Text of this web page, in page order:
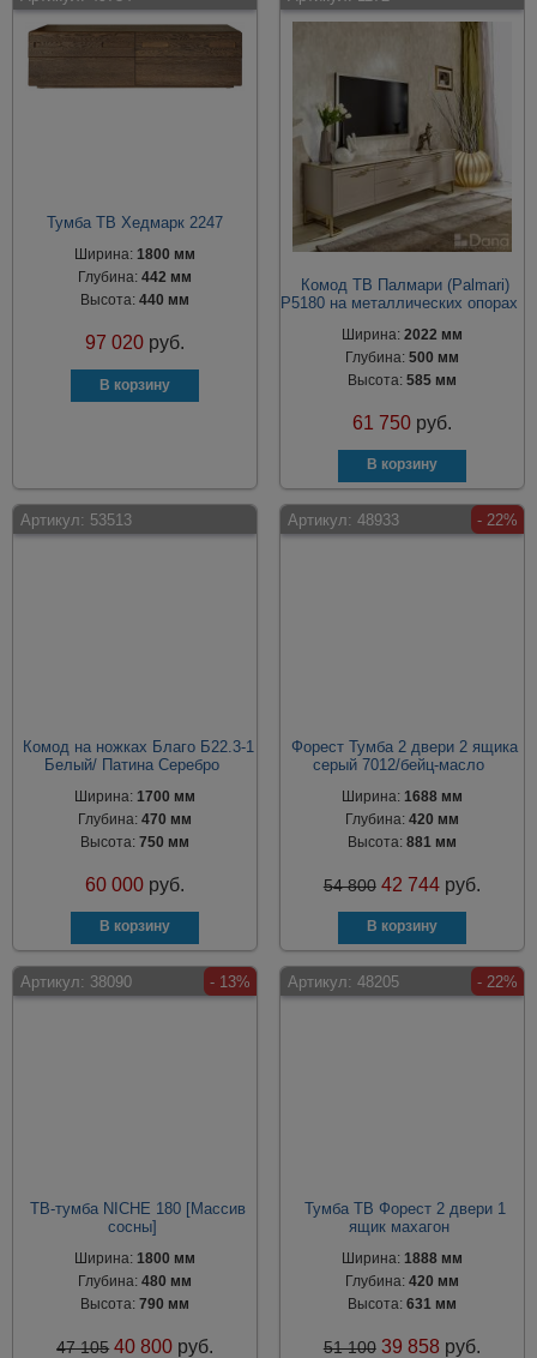
Тумба ТВ Хедмарк 2247
Ширина:1800 мм
Глубина:442 мм
Высота:440 мм
97 020 руб.
Комод ТВ Палмари (Palmari)
P5180 на металлических опорах
Ширина: 2022 мм
Глубина: 500 мм
Высота: 585 мм
61 750 руб.
Артикул: 53513
Комод на ножках Благо Б22.3-1
Белый/ Патина Серебро
Ширина:1700 мм
Глубина:470 мм
Высота:750 мм
60 000 руб.
Артикул: 48933 - 22%
Форест Тумба 2 двери 2 ящика
серый 7012/бейц-масло
Ширина: 1688 мм
Глубина: 420 мм
Высота: 881 мм
54 800 42 744 руб.
Артикул: 38090 - 13%
ТВ-тумба NICHE 180 [Массив
сосны]
Ширина:1800 мм
Глубина:480 мм
Высота:790 мм
47 105 40 800 руб.
Артикул: 48205 - 22%
Тумба ТВ Форест 2 двери 1
ящик махагон
Ширина: 1888 мм
Глубина: 420 мм
Высота: 631 мм
51 100 39 858 руб.